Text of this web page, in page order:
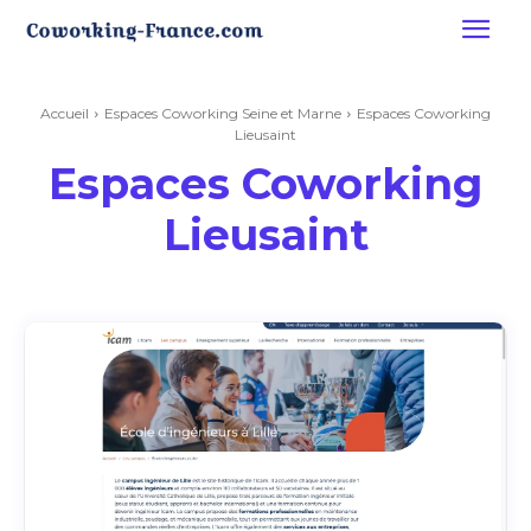
Accueil Espaces Coworking Seine et Marne
Espaces Coworking
Lieusaint
Espaces Coworking
Lieusaint